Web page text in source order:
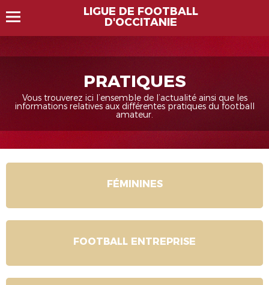
LIGUE DE FOOTBALL
D'OCCITANIE
PRATIQUES
Vous trouverez ici l’ensemble de l’actualité ainsi que les
informations relatives aux différentes pratiques du football
amateur.
FÉMININES
FOOTBALL ENTREPRISE